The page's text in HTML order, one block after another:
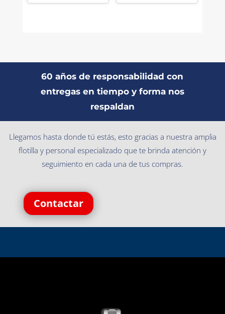
60 años de responsabilidad con
entregas en tiempo y forma nos
respaldan
Llegamos hasta donde tú estás, esto gracias a nuestra amplia
flotilla y personal especializado que te brinda atención y
seguimiento en cada una de tus compras.
Contactar